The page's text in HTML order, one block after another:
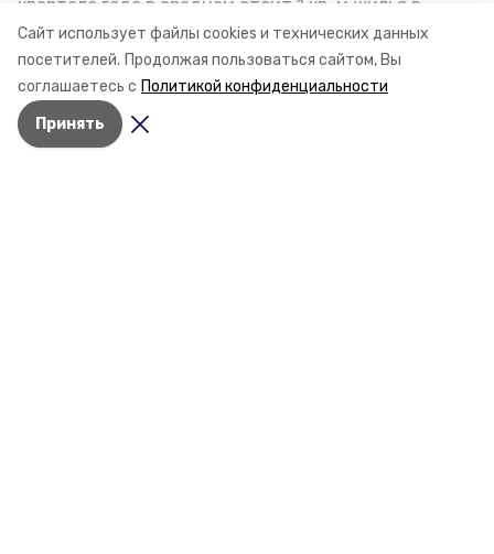
Сайт использует файлы cookies и технических данных
посетителей. Продолжая пользоваться сайтом, Вы
соглашаетесь с Политикой конфиденциальности
Принять
квартале года в среднем стоит 1 кв. м жилья в
городах и округах региона, как изменился спрос на
первичку и вторичку, какова себестоимость
стройки собственного жилья в этом году и какие
прогнозы о стоимости квадратных метров дают
эксперты, выясняла корреспондент «Победы26».